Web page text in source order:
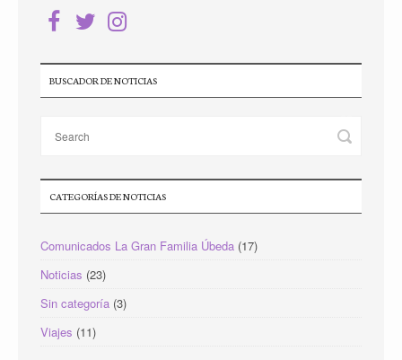
BUSCADOR DE NOTICIAS
CATEGORÍAS DE NOTICIAS
Comunicados La Gran Familia Úbeda (17)
Noticias (23)
Sin categoría (3)
Viajes (11)